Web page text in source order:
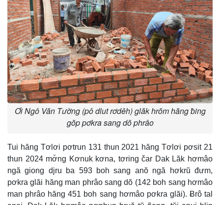
Ơi Ngô Văn Tường (pô dlut rơdêh) glăk hrŏm hăng ƀing
gŏp pơkra sang dŏ phrâo
Tui hăng Tơlơi pơtrun 131 thun 2021 hăng Tơlơi pơsit 21
thun 2024 mơ̆ng Kơnuk kơna, tơring čar Dak Lăk hơmâo
ngă giong djru ba 593 boh sang anŏ ngă hơkrŭ đưm,
pơkra glăi hăng man phrâo sang dŏ (142 boh sang hơmâo
man phrâo hăng 451 boh sang hơmâo pơkra glăi). Ƀrô tal